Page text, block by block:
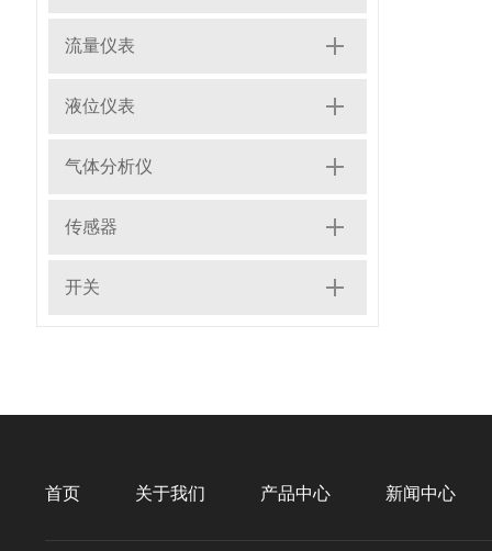
流量仪表
液位仪表
气体分析仪
传感器
开关
首页 关于我们 产品中心 新闻中心